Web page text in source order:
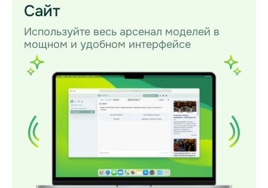
Сайт
Используйте весь арсенал моделей в
мощном и удобном интерфейсе